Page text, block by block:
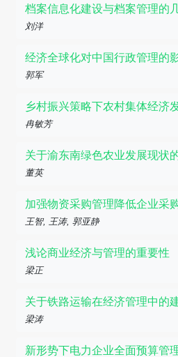
档案信息化建设与档案管理的
刘洋
经济全球化对中国行政管理的
郭军
乡村振兴策略下农村集体经济
冉敏芳
关于渝东南绿色农业发展现状
董英
加强物资采购管理降低企业采
王智, 王涛, 郭亚静
浅论商业经济与管理的重要性
梁正
关于铁路运输在经济管理中的
梁涛
新形势下电力企业全面预算管